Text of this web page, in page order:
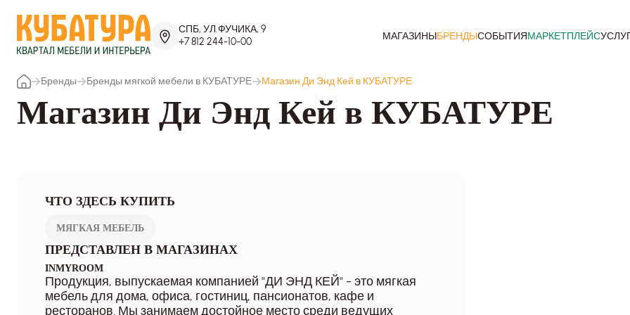
СПБ, УЛ.ФУЧИКА, 9
+7 812 244-10-00
МАГАЗИНЫБРЕНДЫСОБЫТИЯМАРКЕТПЛЕЙС
Бренды Бренды мягкой мебели в КУБАТУРЕ Магазин Ди Энд Кей в КУБАТУРЕ
Магазин Ди Энд Кей в КУБАТУРЕ
ЧТО ЗДЕСЬ КУПИТЬ
МЯГКАЯ МЕБЕЛЬ
ПРЕДСТАВЛЕН В МАГАЗИНАХ
INMYROOM
Продукция, выпускаемая компанией "ДИ ЭНД КЕЙ" - это мягкая
мебель для дома, офиса, гостиниц, пансионатов, кафе и
ресторанов. Мы занимаем достойное место среди ведущих